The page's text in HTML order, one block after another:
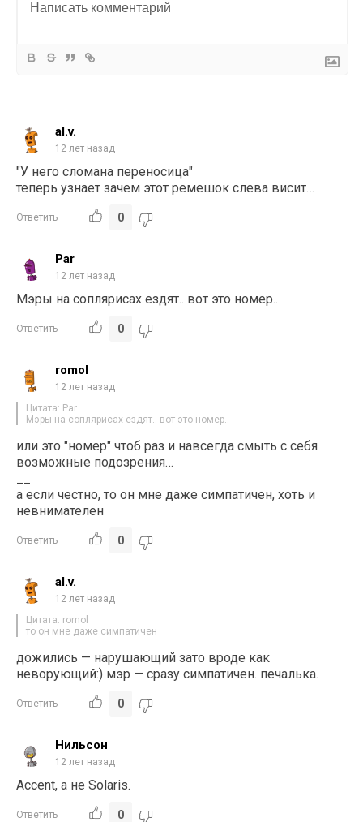
al.v.
12 лет назад
"У него сломана переносица"
теперь узнает зачем этот ремешок слева висит…
Ответить 0
Par
12 лет назад
Мэры на соплярисах ездят.. вот это номер..
Ответить 0
romol
12 лет назад
Цитата: Par
Мэры на соплярисах ездят.. вот это номер..
или это "номер" чтоб раз и навсегда смыть с себя
возможные подозрения…
а если честно, то он мне даже симпатичен, хоть и
невнимателен
Ответить 0
al.v.
12 лет назад
Цитата: romol
то он мне даже симпатичен
дожились — нарушающий зато вроде как
неворующий:) мэр — сразу симпатичен. печалька.
Ответить 0
Нильсон
12 лет назад
Accent, а не Solaris.
Ответить 0